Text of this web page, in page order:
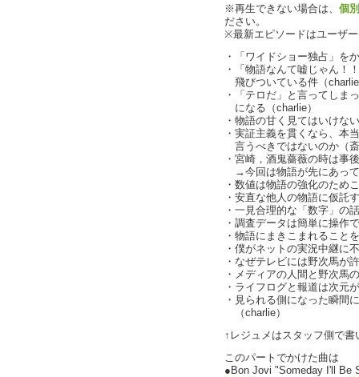
※再生できない場合は、 個
ださい。
※最新エピソードはユーザ
・「ワイドショー独占」を
・「物語なんて嘘じゃん！
飛びついている件（
・「テロだ」と言ってしま
になる（charlie）
・物語の甘く見てはいけな
・実証主義を貫くなら、本
言うべきではないのか（
・宮崎，酒鬼薔薇の時は事
→今回は物語が先にあっ
・数値は物語の強化のため
・安直な他人の物語に仮託
・一見合理的な「数字」の
・調査データは簡単に操作
・物語にまきこまれること
・僕がネットの実況中継に
・なぜテレビには野次馬が
・メディアの人間と野次馬
・ライフログと報道は次元
・見られる側になった瞬間
（charlie）
↑レジュメはスタッフ側で書
このパートでかけた曲は
●Bon Jovi "Someday I'll Be